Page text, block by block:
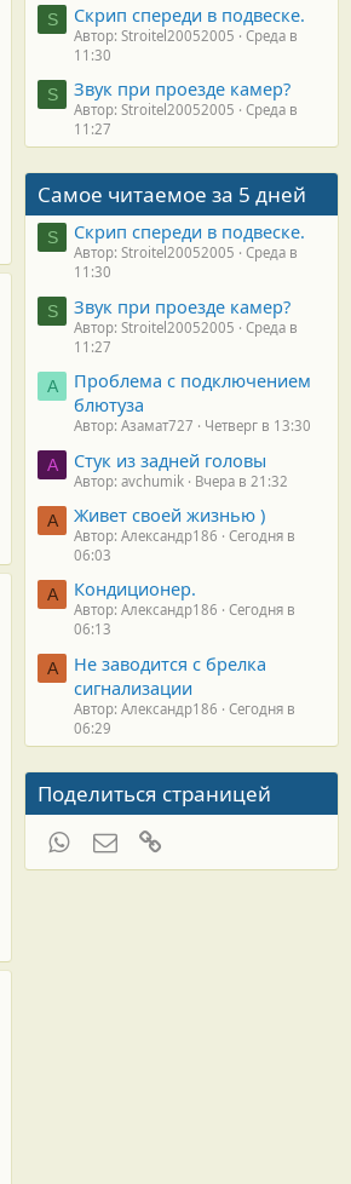
S Скрип спереди в подвеске.
Автор: Stroitel20052005
Среда в
11:30
S Звук при проезде камер?
Автор: Stroitel20052005
Среда в
11:27
Самое читаемое за 5 дней
S Скрип спереди в подвеске.
Автор: Stroitel20052005
Среда в
11:30
S Звук при проезде камер?
Автор: Stroitel20052005
Среда в
11:27
А
Проблема с подключением
блютуза
Автор: Азамат727 Четверг в 13:30
A Стук из задней головы
Автор: avchumik Вчера в 21:32
А Живет своей жизнью )
Автор: Александр186
Сегодня в
06:03
А Кондиционер.
Автор: Александр186
Сегодня в
06:13
А
Не заводится с брелка
сигнализации
Автор: Александр186
Сегодня в
06:29
Поделиться страницей
WhatsAppЭлектронная почта